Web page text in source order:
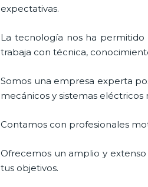
expectativas.
La tecnología nos ha permitido
trabaja con técnica,
Somos una empresa experta
mecánicos y sistemas
Contamos con profesionales
Ofrecemos un amplio y
tus objetivos.